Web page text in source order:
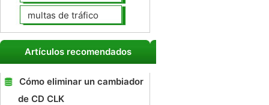
multas de tráfico
Artículos recomendados
Cómo eliminar un cambiador
de CD CLK